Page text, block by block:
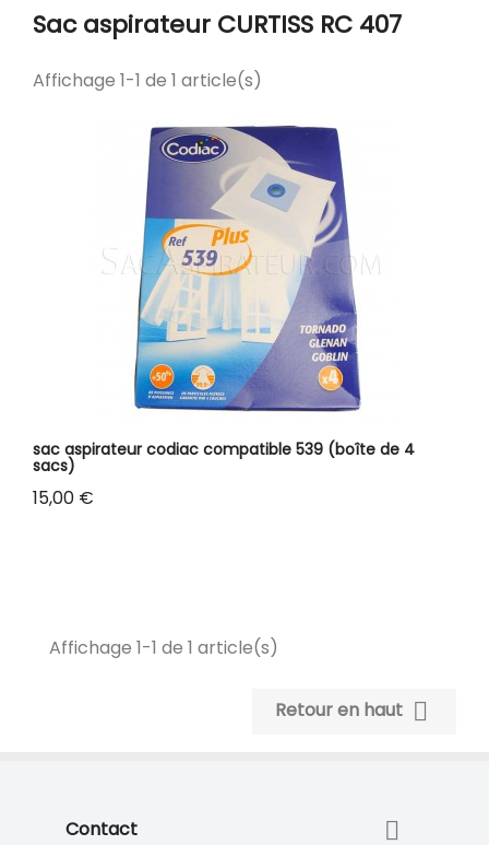
Sac aspirateur CURTISS RC 407
Affichage 1-1 de 1 article(s)
sac aspirateur codiac compatible 539 (boîte de 4
sacs)
Prix
15,00 €
Affichage 1-1 de 1 article(s)
Retour en haut 
Contact 